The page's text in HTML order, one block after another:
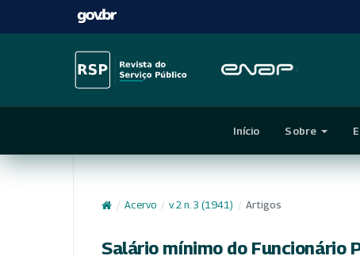
Início Sobre
/ Acervo / v. 2 n. 3 (1941) / Artigos
Salário mínimo do Funcionário